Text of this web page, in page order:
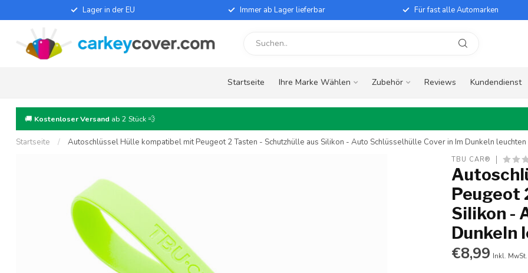
Lager in der EU Immer ab Lager lieferbar Für fast alle Automarken
Startseite Ihre Marke Wählen Zubehör Reviews Kundendienst
🚚 Kostenloser Versand ab 2 Stück 💨
Startseite / Autoschlüssel Hülle kompatibel mit Peugeot 2 Tasten - Schutzhülle aus Silikon - Auto Schlüsselhülle Cover in Im Dunkeln leuchten
TBU CAR®
Peugeot
Silikon -
Dunkeln
€8,99 Inkl. MwSt.